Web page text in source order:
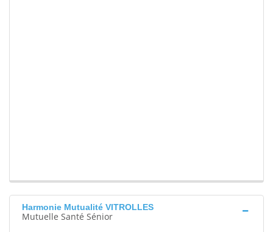
Harmonie Mutualité VITROLLES
Mutuelle Santé Sénior